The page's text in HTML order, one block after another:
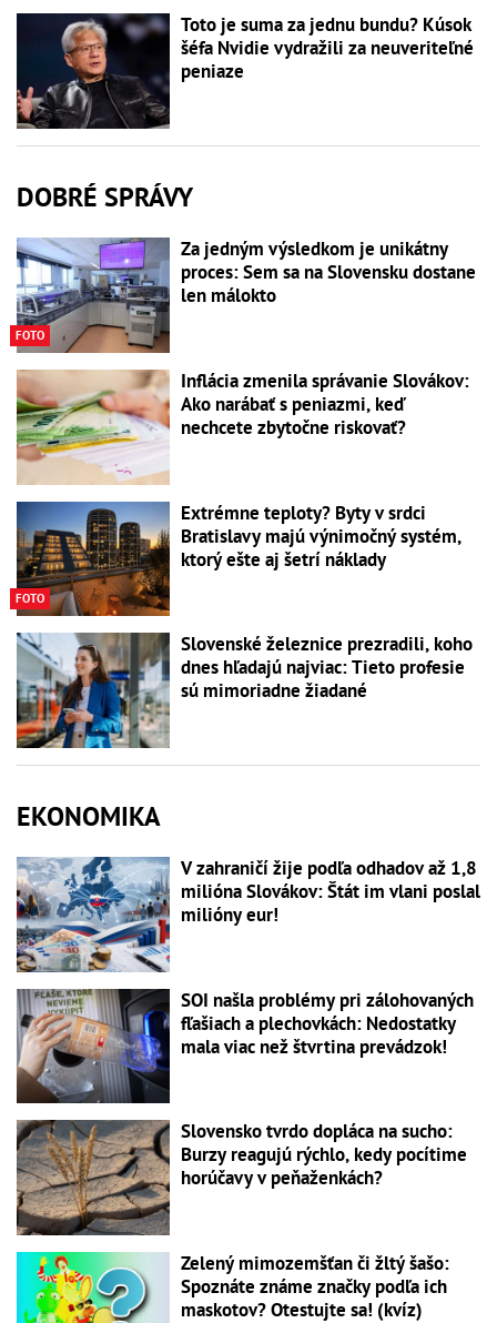
Toto je suma za jednu bundu? Kúsok
šéfa Nvidie vydražili za neuveriteľné
peniaze
DOBRÉ SPRÁVY
FOTO
Za jedným výsledkom je unikátny
proces: Sem sa na Slovensku dostane
len málokto
Inflácia zmenila správanie Slovákov:
Ako narábať s peniazmi, keď
nechcete zbytočne riskovať?
FOTO
Extrémne teploty? Byty v srdci
Bratislavy majú výnimočný systém,
ktorý ešte aj šetrí náklady
Slovenské železnice prezradili, koho
dnes hľadajú najviac: Tieto profesie
sú mimoriadne žiadané
EKONOMIKA
V zahraničí žije podľa odhadov až 1,8
milióna Slovákov: Štát im vlani poslal
milióny eur!
SOI našla problémy pri zálohovaných
fľašiach a plechovkách: Nedostatky
mala viac než štvrtina prevádzok!
Slovensko tvrdo dopláca na sucho:
Burzy reagujú rýchlo, kedy pocítime
horúčavy v peňaženkách?
Zelený mimozemšťan či žltý šašo:
Spoznáte známe značky podľa ich
maskotov? Otestujte sa! (kvíz)